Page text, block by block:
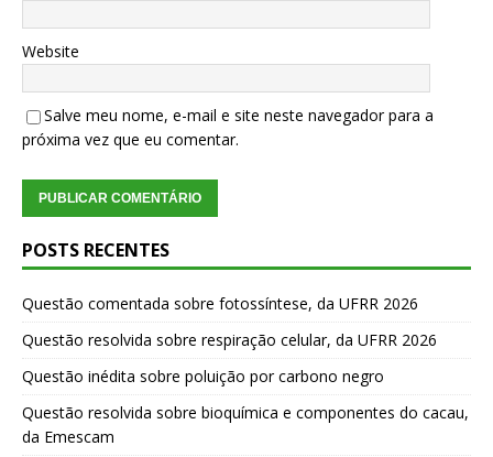
Website
Salve meu nome, e-mail e site neste navegador para a
próxima vez que eu comentar.
POSTS RECENTES
Questão comentada sobre fotossíntese, da UFRR 2026
Questão resolvida sobre respiração celular, da UFRR 2026
Questão inédita sobre poluição por carbono negro
Questão resolvida sobre bioquímica e componentes do cacau,
da Emescam